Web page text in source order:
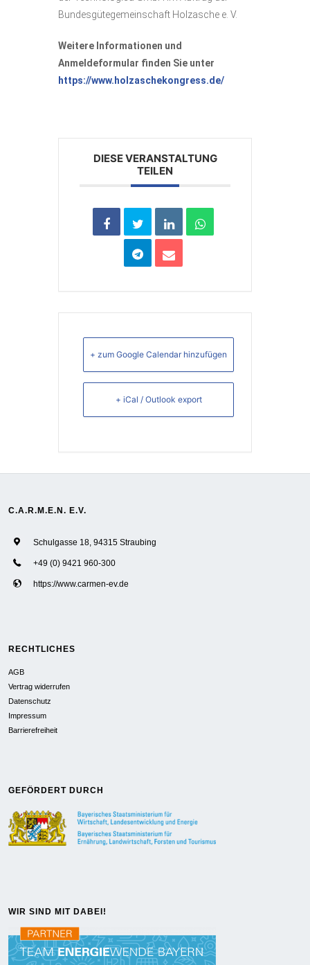
Bundesgütegemeinschaft Holzasche e. V.
Weitere Informationen und
Anmeldeformular finden Sie unter
https://www.holzaschekongress.de/
DIESE VERANSTALTUNG
TEILEN
+ zum Google Calendar hinzufügen
+ iCal / Outlook export
C.A.R.M.E.N. E.V.
Schulgasse 18, 94315 Straubing
+49 (0) 9421 960-300
https://www.carmen-ev.de
RECHTLICHES
AGB
Vertrag widerrufen
Datenschutz
Impressum
Barrierefreiheit
GEFÖRDERT DURCH
WIR SIND MIT DABEI!